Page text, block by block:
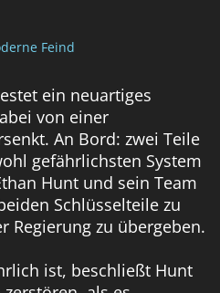
Feind
ein neuartiges
von einer
An Bord: zwei Teile
gefährlichsten System
Hunt und sein Team
Schlüsselteile zu
Regierung zu übergeben.
ist, beschließt Hunt